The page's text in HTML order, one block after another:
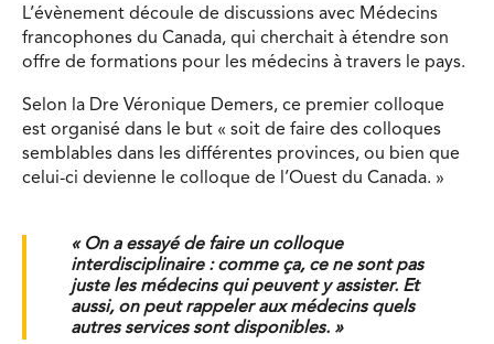
L’évènement découle de discussions avec Médecins
francophones du Canada, qui cherchait à étendre son
offre de formations pour les médecins à travers le pays.
Selon la Dre Véronique Demers, ce premier colloque
est organisé dans le but « soit de faire des colloques
semblables dans les différentes provinces, ou bien que
celui-ci devienne le colloque de l’Ouest du Canada. »
« On a essayé de faire un colloque
interdisciplinaire : comme ça, ce ne sont pas
juste les médecins qui peuvent y assister. Et
aussi, on peut rappeler aux médecins quels
autres services sont disponibles. »